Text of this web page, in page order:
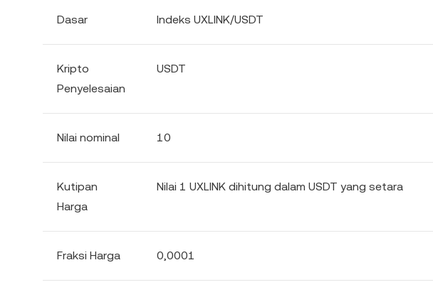
Dasar Indeks UXLINK/USDT
Kripto
Penyelesaian
USDT
Nilai nominal 10
Kutipan
Harga
Nilai 1 UXLINK dihitung dalam USDT yang setara
Fraksi Harga 0,0001